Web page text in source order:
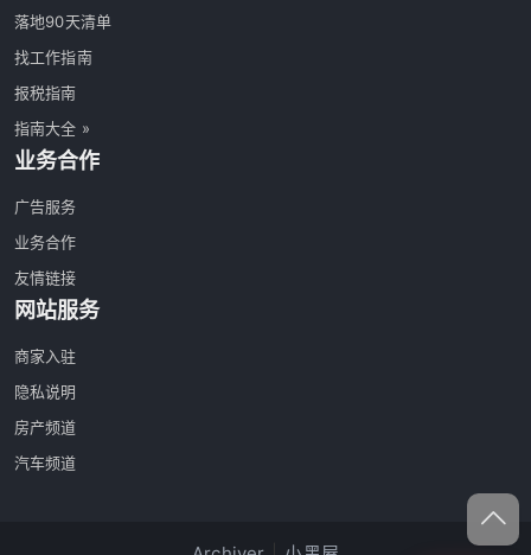
落地90天清单
找工作指南
报税指南
指南大全 »
业务合作
广告服务
业务合作
友情链接
网站服务
商家入驻
隐私说明
房产频道
汽车频道